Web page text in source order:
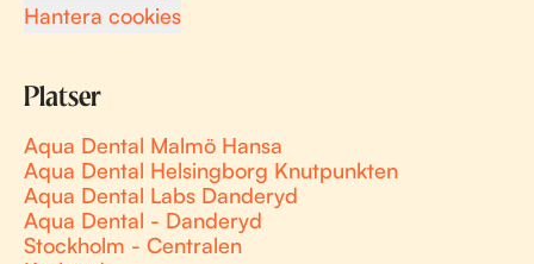
Hantera cookies
Platser
Aqua Dental Malmö Hansa
Aqua Dental Helsingborg Knutpunkten
Aqua Dental Labs Danderyd
Aqua Dental - Danderyd
Stockholm - Centralen